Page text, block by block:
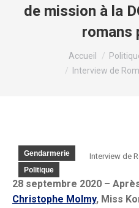
de mission à la
romans
Vous êtes ici :Accueil
Interview de
Gendarmerie
Politique
Interview de
28 septembre 2020 –
Christophe Molmy, Miss